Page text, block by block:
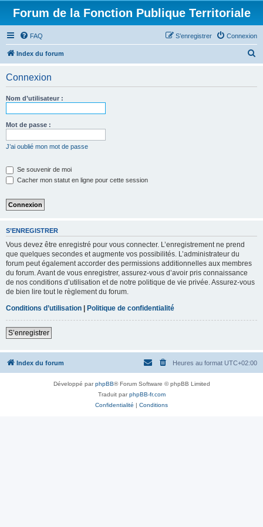
Forum de la Fonction Publique Territoriale
FAQ Connexion
S’enregistrer
Index du forum
Connexion
Nom d’utilisateur :
Mot de passe :
J’ai oublié mon mot de passe
Se souvenir de moi
Cacher mon statut en ligne pour cette session
S’ENREGISTRER
Vous devez être enregistré pour vous connecter. L’enregistrement ne prend
que quelques secondes et augmente vos possibilités. L’administrateur du
forum peut également accorder des permissions additionnelles aux membres
du forum. Avant de vous enregistrer, assurez-vous d’avoir pris connaissance
de nos conditions d’utilisation et de notre politique de vie privée. Assurez-vous
de bien lire tout le règlement du forum.
Conditions d’utilisation | Politique de confidentialité
S’enregistrer
Index du forum Heures au format UTC+02:00
Développé parphpBB® Forum Software © phpBB Limited
Traduit parphpBB-fr.com
Confidentialité | Conditions